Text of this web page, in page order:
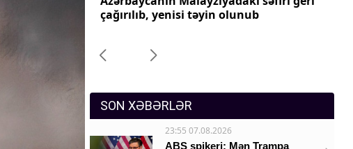
Mətbuat-150
çağırılıb, yenisi təyin olunub
SON XƏBƏRLƏR
23:55 07.08.2026
ABŞ spikeri: Mən Trampa